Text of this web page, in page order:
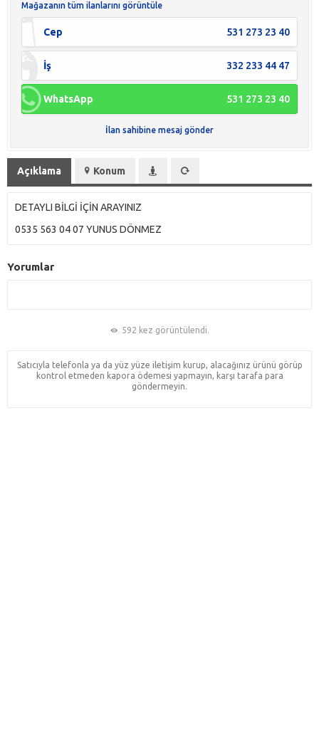
Mağazanın tüm ilanlarını görüntüle
Cep 531 273 23 40
İş 332 233 44 47
WhatsApp 531 273 23 40
İlan sahibine mesaj gönder
Açıklama Konum
DETAYLI BİLGİ İÇİN ARAYINIZ
0535 563 04 07 YUNUS DÖNMEZ
Yorumlar
592 kez görüntülendi.
Satıcıyla telefonla ya da yüz yüze iletişim kurup, alacağınız ürünü görüp
kontrol etmeden kapora ödemesi yapmayın, karşı tarafa para
göndermeyin.